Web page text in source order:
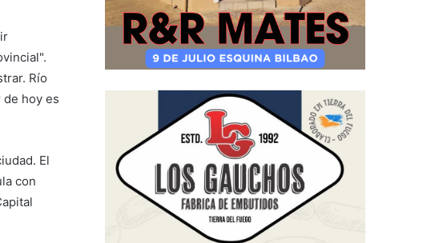
Río
hoy es
El
con